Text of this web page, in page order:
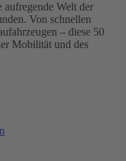
Welt der
Von schnellen
– diese 50
Mobilität und des